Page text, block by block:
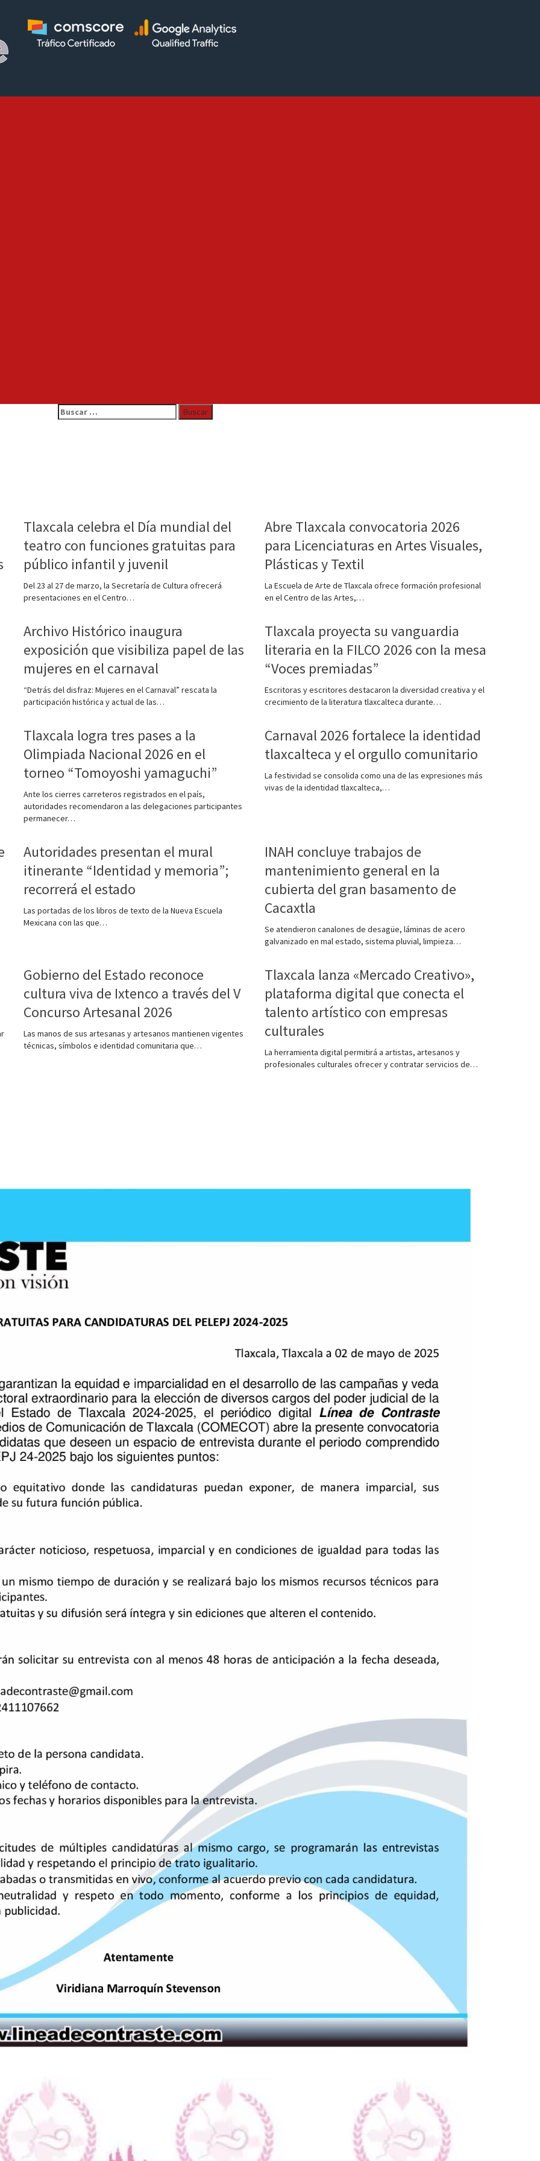
Buscar:
Tlaxcala celebra el Día mundial del
teatro con funciones gratuitas para
público infantil y juvenil
Del 23 al 27 de marzo, la Secretaría de Cultura ofrecerá
presentaciones en el Centro…
Abre Tlaxcala convocatoria 2026
para Licenciaturas en Artes Visuales,
Plásticas y Textil
La Escuela de Arte de Tlaxcala ofrece formación profesional
en el Centro de las Artes,…
Archivo Histórico inaugura
exposición que visibiliza papel de las
mujeres en el carnaval
“Detrás del disfraz: Mujeres en el Carnaval” rescata la
participación histórica y actual de las…
Tlaxcala proyecta su vanguardia
literaria en la FILCO 2026 con la mesa
“Voces premiadas”
Escritoras y escritores destacaron la diversidad creativa y el
crecimiento de la literatura tlaxcalteca durante…
Tlaxcala logra tres pases a la
Olimpiada Nacional 2026 en el
torneo “Tomoyoshi yamaguchi”
Ante los cierres carreteros registrados en el país,
autoridades recomendaron a las delegaciones participantes
permanecer…
Carnaval 2026 fortalece la identidad
tlaxcalteca y el orgullo comunitario
La festividad se consolida como una de las expresiones más
vivas de la identidad tlaxcalteca,…
Autoridades presentan el mural
itinerante “Identidad y memoria”;
recorrerá el estado
Las portadas de los libros de texto de la Nueva Escuela
Mexicana con las que…
INAH concluye trabajos de
mantenimiento general en la
cubierta del gran basamento de
Cacaxtla
Se atendieron canalones de desagüe, láminas de acero
galvanizado en mal estado, sistema pluvial, limpieza…
Gobierno del Estado reconoce
cultura viva de Ixtenco a través del V
Concurso Artesanal 2026
Las manos de sus artesanas y artesanos mantienen vigentes
técnicas, símbolos e identidad comunitaria que…
Tlaxcala lanza «Mercado Creativo»,
plataforma digital que conecta el
talento artístico con empresas
culturales
La herramienta digital permitirá a artistas, artesanos y
profesionales culturales ofrecer y contratar servicios de…